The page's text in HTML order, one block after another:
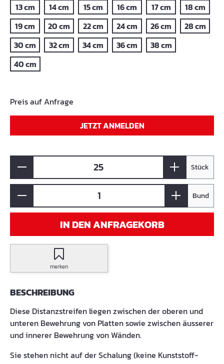
13 cm
14 cm 15 cm 16 cm 17 cm
18 cm
19 cm
20 cm 22 cm 24 cm 26 cm
28 cm
30 cm
32 cm 34 cm 36 cm
38 cm
40 cm
Preis auf Anfrage
JETZT ANMELDEN
Stück
Bund
IN DEN ANFRAGEKORB
merken
BESCHREIBUNG
Diese Distanzstreifen liegen zwischen der oberen und
unteren Bewehrung von Platten sowie zwischen äusserer
und innerer Bewehrung von Wänden.
Sie stehen nicht auf der Schalung (keine Kunststoff-